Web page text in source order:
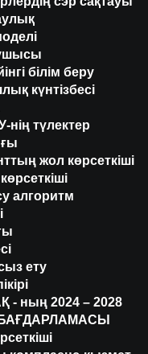
білім беру
күнтізбесі
түлектер
жол көрсеткіші
алгоритм
ету
- ның 2024 – 2028
БАҒДАРЛАМАСЫ